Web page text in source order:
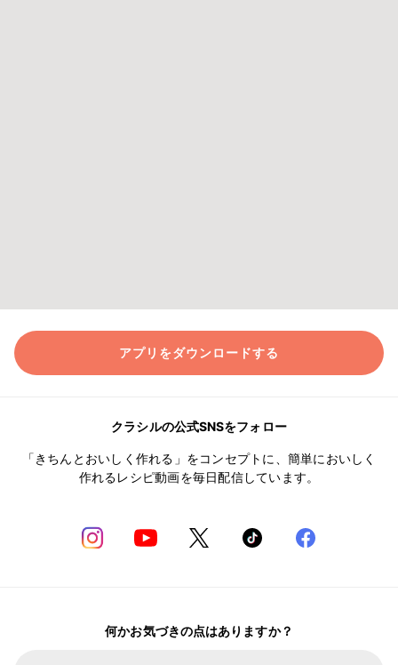
アプリをダウンロードする
クラシルの公式SNSをフォロー
「きちんとおいしく作れる」をコンセプトに、簡単においしく
作れるレシピ動画を毎日配信しています。
何かお気づきの点はありますか？